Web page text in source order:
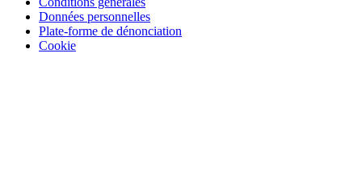
Données personnelles
Plate-forme de dénonciation
Cookie